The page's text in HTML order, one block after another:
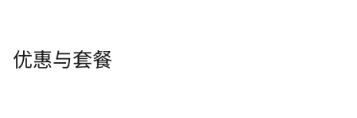
优惠与套餐